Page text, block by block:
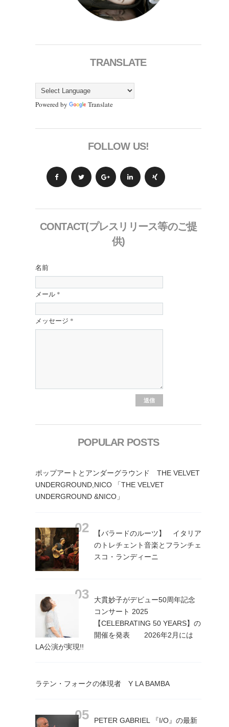
TRANSLATE
Powered by Translate
FOLLOW US!
CONTACT(プレスリリース等のご提
供)
名前
メール *
メッセージ *
POPULAR POSTS
ポップアートとアンダーグラウンド THE VELVET
UNDERGROUND,NICO 「THE VELVET
UNDERGROUND &NICO」
【バラードのルーツ】 イタリア
のトレチェント音楽とフランチェ
スコ・ランディーニ
大貫妙子がデビュー50周年記念
コンサート 2025
【CELEBRATING 50 YEARS】の
開催を発表 2026年2月には
LA公演が実現!!
ラテン・フォークの体現者 Y LA BAMBA
PETER GABRIEL 『I/O』の最新